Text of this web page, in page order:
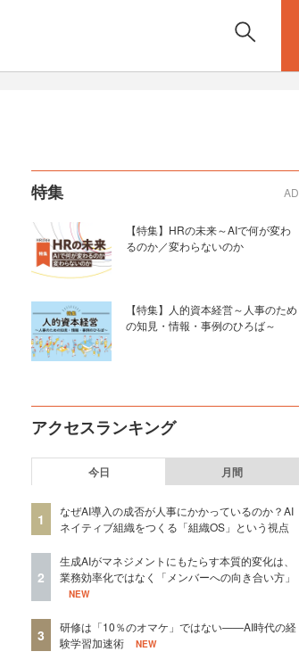
特集 AD
【特集】HRの未来～AIで何が変わ
るのか／変わらないのか
【特集】人的資本経営～人事のため
の知見・情報・事例のひろば～
アクセスランキング
今日 月間
1
なぜAI導入の成否が人事にかかっているのか？AI
ネイティブ組織をつくる「組織OS」という視点
2
生成AIがマネジメントにもたらす本質的変化は、
業務効率化ではなく「メンバーへの向き合い方」
NEW
3
研修は「10％のオマケ」ではない——AI時代の経
験学習加速術
NEW